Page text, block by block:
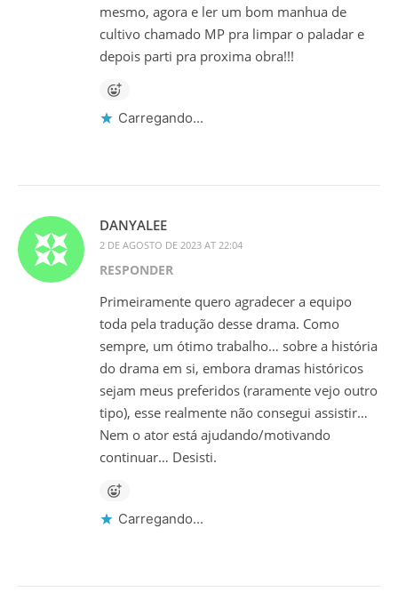
mesmo, agora e ler um bom manhua de
cultivo chamado MP pra limpar o paladar e
depois parti pra proxima obra!!!
Carregando...
DANYALEE
2 DE AGOSTO DE 2023 AT 22:04
RESPONDER
Primeiramente quero agradecer a equipo
toda pela tradução desse drama. Como
sempre, um ótimo trabalho… sobre a história
do drama em si, embora dramas históricos
sejam meus preferidos (raramente vejo outro
tipo), esse realmente não consegui assistir…
Nem o ator está ajudando/motivando
continuar… Desisti.
Carregando...